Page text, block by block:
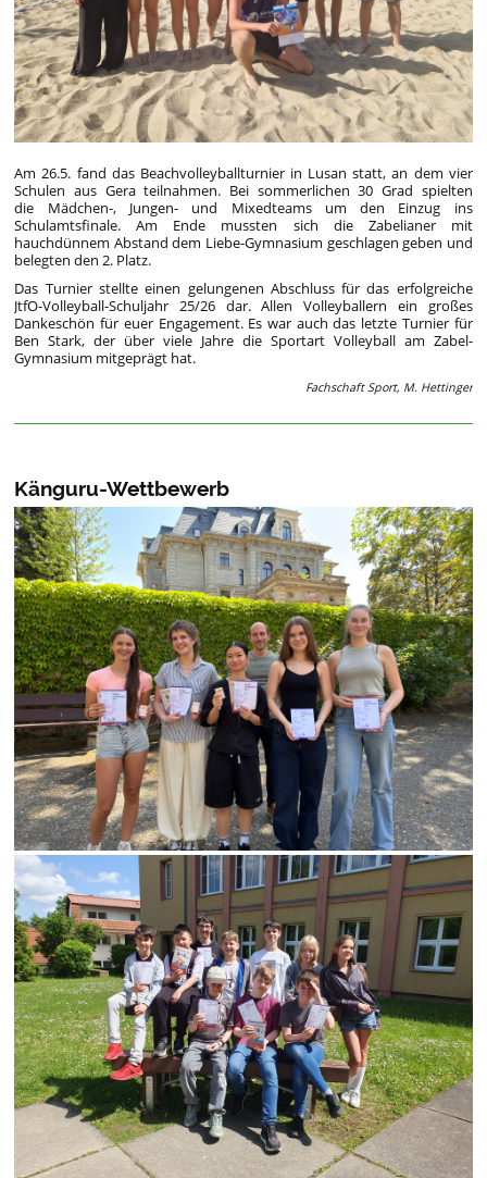
Am 26.5. fand das Beachvolleyballturnier in Lusan statt, an dem vier
Schulen aus Gera teilnahmen. Bei sommerlichen 30 Grad spielten
die Mädchen-, Jungen- und Mixedteams um den Einzug ins
Schulamtsfinale. Am Ende mussten sich die Zabelianer mit
hauchdünnem Abstand dem Liebe-Gymnasium geschlagen geben und
belegten den 2. Platz.
Das Turnier stellte einen gelungenen Abschluss für das erfolgreiche
JtfO-Volleyball-Schuljahr 25/26 dar. Allen Volleyballern ein großes
Dankeschön für euer Engagement. Es war auch das letzte Turnier für
Ben Stark, der über viele Jahre die Sportart Volleyball am Zabel-
Gymnasium mitgeprägt hat.
Fachschaft Sport, M. Hettinger
Känguru-Wettbewerb